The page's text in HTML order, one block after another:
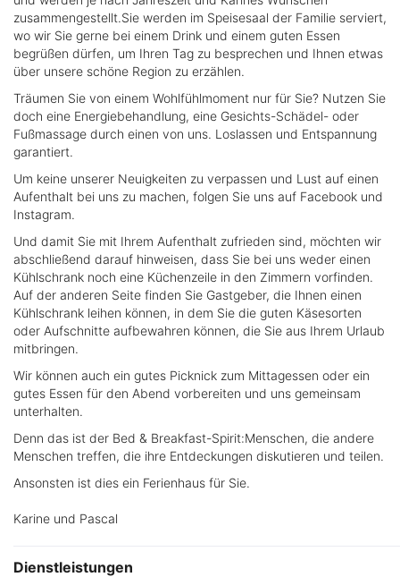
zusammengestellt.Sie werden im Speisesaal der Familie serviert,
wo wir Sie gerne bei einem Drink und einem guten Essen
begrüßen dürfen, um Ihren Tag zu besprechen und Ihnen etwas
über unsere schöne Region zu erzählen.
Träumen Sie von einem Wohlfühlmoment nur für Sie? Nutzen Sie
doch eine Energiebehandlung, eine Gesichts-Schädel- oder
Fußmassage durch einen von uns. Loslassen und Entspannung
garantiert.
Um keine unserer Neuigkeiten zu verpassen und Lust auf einen
Aufenthalt bei uns zu machen, folgen Sie uns auf Facebook und
Instagram.
Und damit Sie mit Ihrem Aufenthalt zufrieden sind, möchten wir
abschließend darauf hinweisen, dass Sie bei uns weder einen
Kühlschrank noch eine Küchenzeile in den Zimmern vorfinden.
Auf der anderen Seite finden Sie Gastgeber, die Ihnen einen
Kühlschrank leihen können, in dem Sie die guten Käsesorten
oder Aufschnitte aufbewahren können, die Sie aus Ihrem Urlaub
mitbringen.
Wir können auch ein gutes Picknick zum Mittagessen oder ein
gutes Essen für den Abend vorbereiten und uns gemeinsam
unterhalten.
Denn das ist der Bed & Breakfast-Spirit:Menschen, die andere
Menschen treffen, die ihre Entdeckungen diskutieren und teilen.
Ansonsten ist dies ein Ferienhaus für Sie.
Karine und Pascal
Dienstleistungen